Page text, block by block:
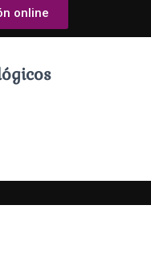
creemos en la conexión
acompañamiento es una
online